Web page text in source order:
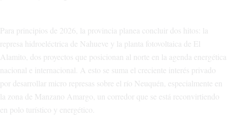
Para principios de 2026, la provincia planea concluir dos hitos: la
represa hidroeléctrica de Nahueve y la planta fotovoltaica de El
Alamito, dos proyectos que posicionan al norte en la agenda energética
nacional e internacional. A esto se suma el creciente interés privado
por desarrollar micro represas sobre el río Neuquén, especialmente en
la zona de Manzano Amargo, un corredor que se está reconvirtiendo
en polo turístico y energético.